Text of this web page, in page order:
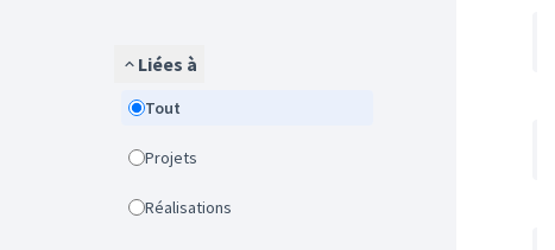
Liées à
Tout
Projets
Réalisations